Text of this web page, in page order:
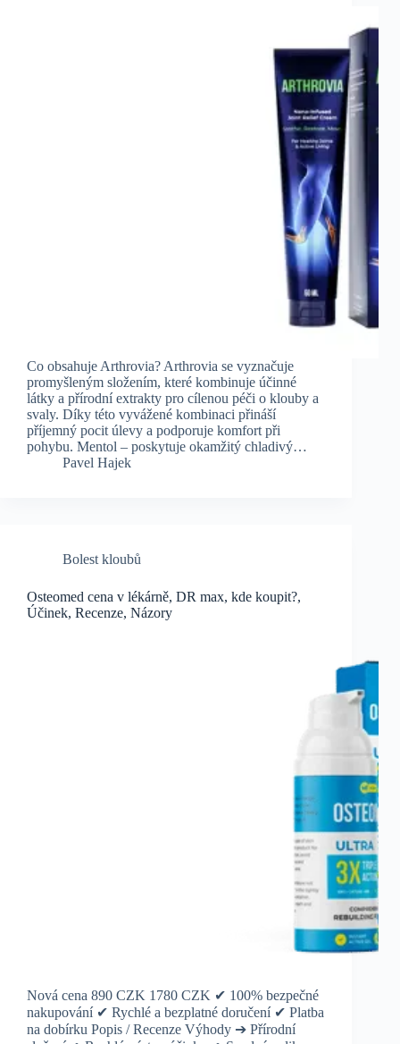
Co obsahuje Arthrovia? Arthrovia se vyznačuje
promyšleným složením, které kombinuje účinné
látky a přírodní extrakty pro cílenou péči o klouby a
svaly. Díky této vyvážené kombinaci přináší
příjemný pocit úlevy a podporuje komfort při
pohybu. Mentol – poskytuje okamžitý chladivý…
Pavel Hajek
Bolest kloubů
Osteomed cena v lékárně, DR max, kde koupit?,
Účinek, Recenze, Názory
Nová cena 890 CZK 1780 CZK ✔ 100% bezpečné
nakupování ✔ Rychlé a bezplatné doručení ✔ Platba
na dobírku Popis / Recenze Výhody ➔ Přírodní